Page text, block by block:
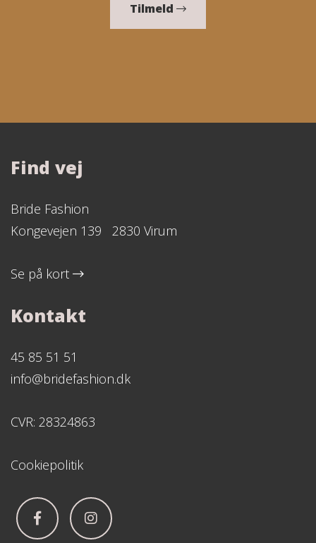
Tilmeld
Find vej
Bride Fashion
Kongevejen 139 2830 Virum
Se på kort
Kontakt
45 85 51 51
info@bridefashion.dk
CVR: 28324863
Cookiepolitik